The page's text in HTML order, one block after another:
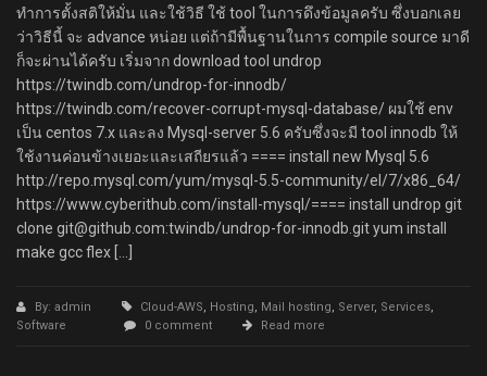
ทำการตั้งสติให้มั่น และใช้วิธี ใช้ tool ในการดึงข้อมูลครับ ซึ่งบอกเลย
ว่าวิธีนี้ จะ advance หน่อย แต่ถ้ามีพื้นฐานในการ compile source มาดี
ก็จะผ่านได้ครับ เริ่มจาก download tool undrop
https://twindb.com/undrop-for-innodb/
https://twindb.com/recover-corrupt-mysql-database/ ผมใช้ env
เป็น centos 7.x และลง Mysql-server 5.6 ครับซึ่งจะมี tool innodb ให้
ใช้งานค่อนข้างเยอะและเสถียรแล้ว ==== install new Mysql 5.6
http://repo.mysql.com/yum/mysql-5.5-community/el/7/x86_64/
https://www.cyberithub.com/install-mysql/==== install undrop git
clone git@github.com:twindb/undrop-for-innodb.git yum install
make gcc flex […]
By: admin Cloud-AWS, Hosting, Mail hosting, Server, Services,
Software
0 comment Read more